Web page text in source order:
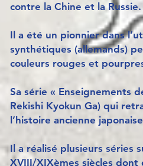
contre la Chine et la Russie.
Il a été un pionnier dans
synthétiques (allemands)
couleurs rouges et
Sa série « Enseignements
Rekishi Kyokun Ga) qui
l’histoire ancienne
Il a réalisé plusieurs séries
XVIII/XIXèmes siècles